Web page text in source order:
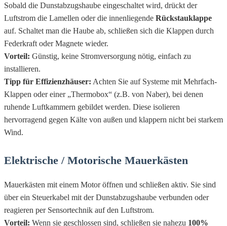
Sobald die Dunstabzugshaube eingeschaltet wird, drückt der
Luftstrom die Lamellen oder die innenliegende Rückstauklappe
auf. Schaltet man die Haube ab, schließen sich die Klappen durch
Federkraft oder Magnete wieder.
Vorteil: Günstig, keine Stromversorgung nötig, einfach zu
installieren.
Tipp für Effizienzhäuser: Achten Sie auf Systeme mit Mehrfach-
Klappen oder einer „Thermobox“ (z.B. von Naber), bei denen
ruhende Luftkammern gebildet werden. Diese isolieren
hervorragend gegen Kälte von außen und klappern nicht bei starkem
Wind.
Elektrische / Motorische Mauerkästen
Mauerkästen mit einem Motor öffnen und schließen aktiv. Sie sind
über ein Steuerkabel mit der Dunstabzugshaube verbunden oder
reagieren per Sensortechnik auf den Luftstrom.
Vorteil: Wenn sie geschlossen sind, schließen sie nahezu 100%